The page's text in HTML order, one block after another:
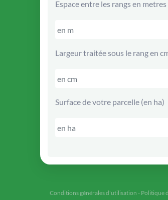
Espace entre les rangs en metres
Largeur traitée sous le rang en
Surface de votre parcelle (en ha)
Conditions générales d'utilisation - Politique